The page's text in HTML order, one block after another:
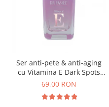
Ser anti-pete & anti-aging
cu Vitamina E Dark Spots
Corrector Serum 30ml
69,00 RON